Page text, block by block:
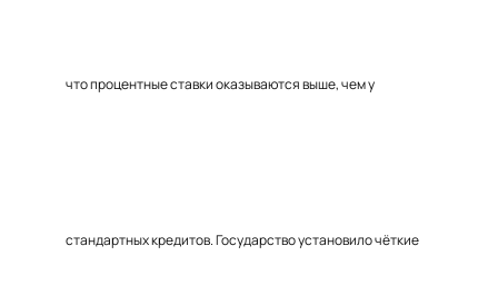
что процентные ставки оказываются выше, чем у
стандартных кредитов. Государство установило чёткие